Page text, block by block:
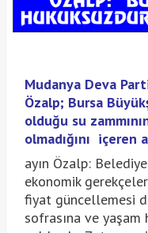
Mudanya Deva
Özalp; Bursa
olduğu su
olmadığını içeren
ayın Özalp:
ekonomik
fiyat güncellemesi
sofrasına ve yaşam